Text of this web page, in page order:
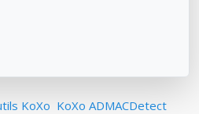
KoXo KoXo ADMACDetect